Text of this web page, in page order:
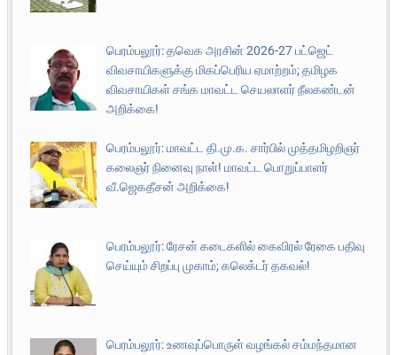
பெரம்பலூர்: தவெக அரசின் 2026-27 பட்ஜெட்
விவசாயிகளுக்கு மிகப்பெரிய ஏமாற்றம்; தமிழக
விவசாயிகள் சங்க மாவட்ட செயலாளர் நீலகண்டன்
அறிக்கை!
பெரம்பலூர்: மாவட்ட தி.மு.க. சார்பில் முத்தமிழறிஞர்
கலைஞர் நினைவு நாள்! மாவட்ட பொறுப்பாளர்
வீ.ஜெகதீசன் அறிக்கை!
பெரம்பலூர்: ரேசன் கடைகளில் கைவிரல் ரேகை பதிவு
செய்யும் சிறப்பு முகாம்; கலெக்டர் தகவல்!
பெரம்பலூர்: உணவுப்பொருள் வழங்கல் சம்மந்தமான